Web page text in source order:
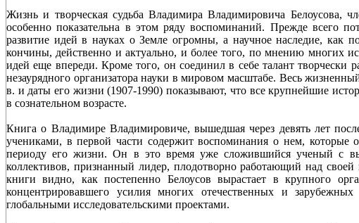
Жизнь и творческая судьба Владимира Владимировича Белоусова,
особенно показательна в этом ряду воспоминаний. Прежде всего
развитие идей в науках о Земле огромны, а научное наследие, как
кончины, действенно и актуально, и более того, по мнению многих
идей еще впереди. Кроме того, он соединил в себе талант творчески
незаурядного организатора науки в мировом масштабе. Весь
в. и даты его жизни (1907-1990) показывают, что все крупнейшие
в сознательном возрасте.
Книга о Владимире Владимировиче, вышедшая через девять лет
учениками, в первой части содержит воспоминания о нем, которые
периоду его жизни. Он в это время уже сложившийся ученый с
коллективов, признанный лидер, плодотворно работающий над
книги видно, как постепенно Белоусов вырастает в крупного
концентрировавшего усилия многих отечественных и
глобальными исследовательскими проектами.